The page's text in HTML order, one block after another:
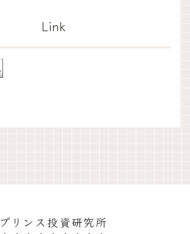
Link
プリンス投資研究所